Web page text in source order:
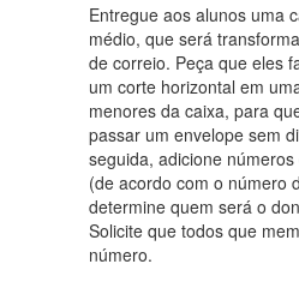
Entregue aos alunos uma
médio, que será
de correio. Peça que eles
um corte horizontal em
menores da caixa, para
passar um envelope sem
seguida, adicione
(de acordo com o número
determine quem será o
Solicite que todos que
número.